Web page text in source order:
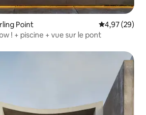
Point Évaluation
4,97 (29)
! + piscine + vue sur le pont